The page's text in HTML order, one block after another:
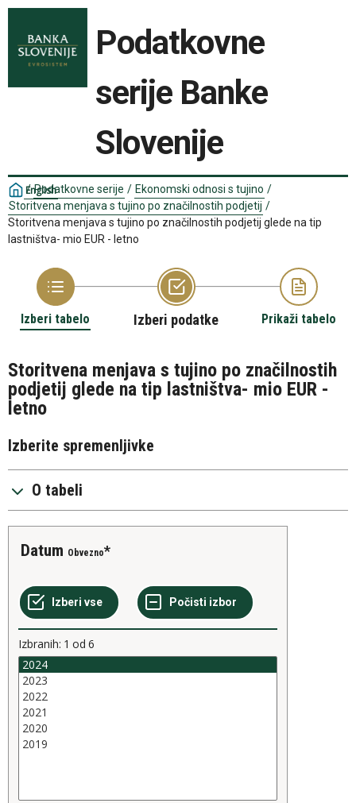
Podatkovne
serije Banke
Slovenije
English
/ Podatkovne serije / Ekonomski odnosi s tujino /
Storitvena menjava s tujino po značilnostih podjetij /
Storitvena menjava s tujino po značilnostih podjetij glede na tip
lastništva- mio EUR - letno
Izberi tabelo Izberi podatke Prikaži tabelo
Storitvena menjava s tujino po značilnostih
podjetij glede na tip lastništva- mio EUR -
letno
Izberite spremenljivke
O tabeli
Datum Obvezno
Izbranih: 1 od 6